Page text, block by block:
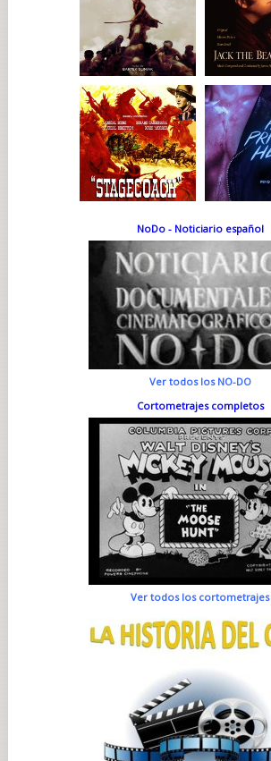
NoDo - Noticiario español
Ver todos los NO-DO
Cortometrajes completos
Ver todos los cortometrajes